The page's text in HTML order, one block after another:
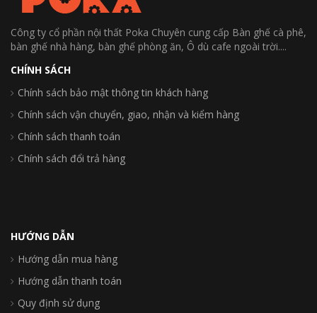
Công ty cổ phần nội thất Poka Chuyên cung cấp Bàn ghế cà phê,
bàn ghế nhà hàng, bàn ghế phòng ăn, Ô dù cafe ngoài trời....
CHÍNH SÁCH
Chính sách bảo mật thông tin khách hàng
Chính sách vận chuyển, giao, nhận và kiểm hàng
Chính sách thanh toán
Chính sách đổi trả hàng
HƯỚNG DẪN
Hướng dẫn mua hàng
Hướng dẫn thanh toán
Quy định sử dụng